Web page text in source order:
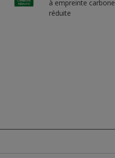
à empreinte carbone
réduite